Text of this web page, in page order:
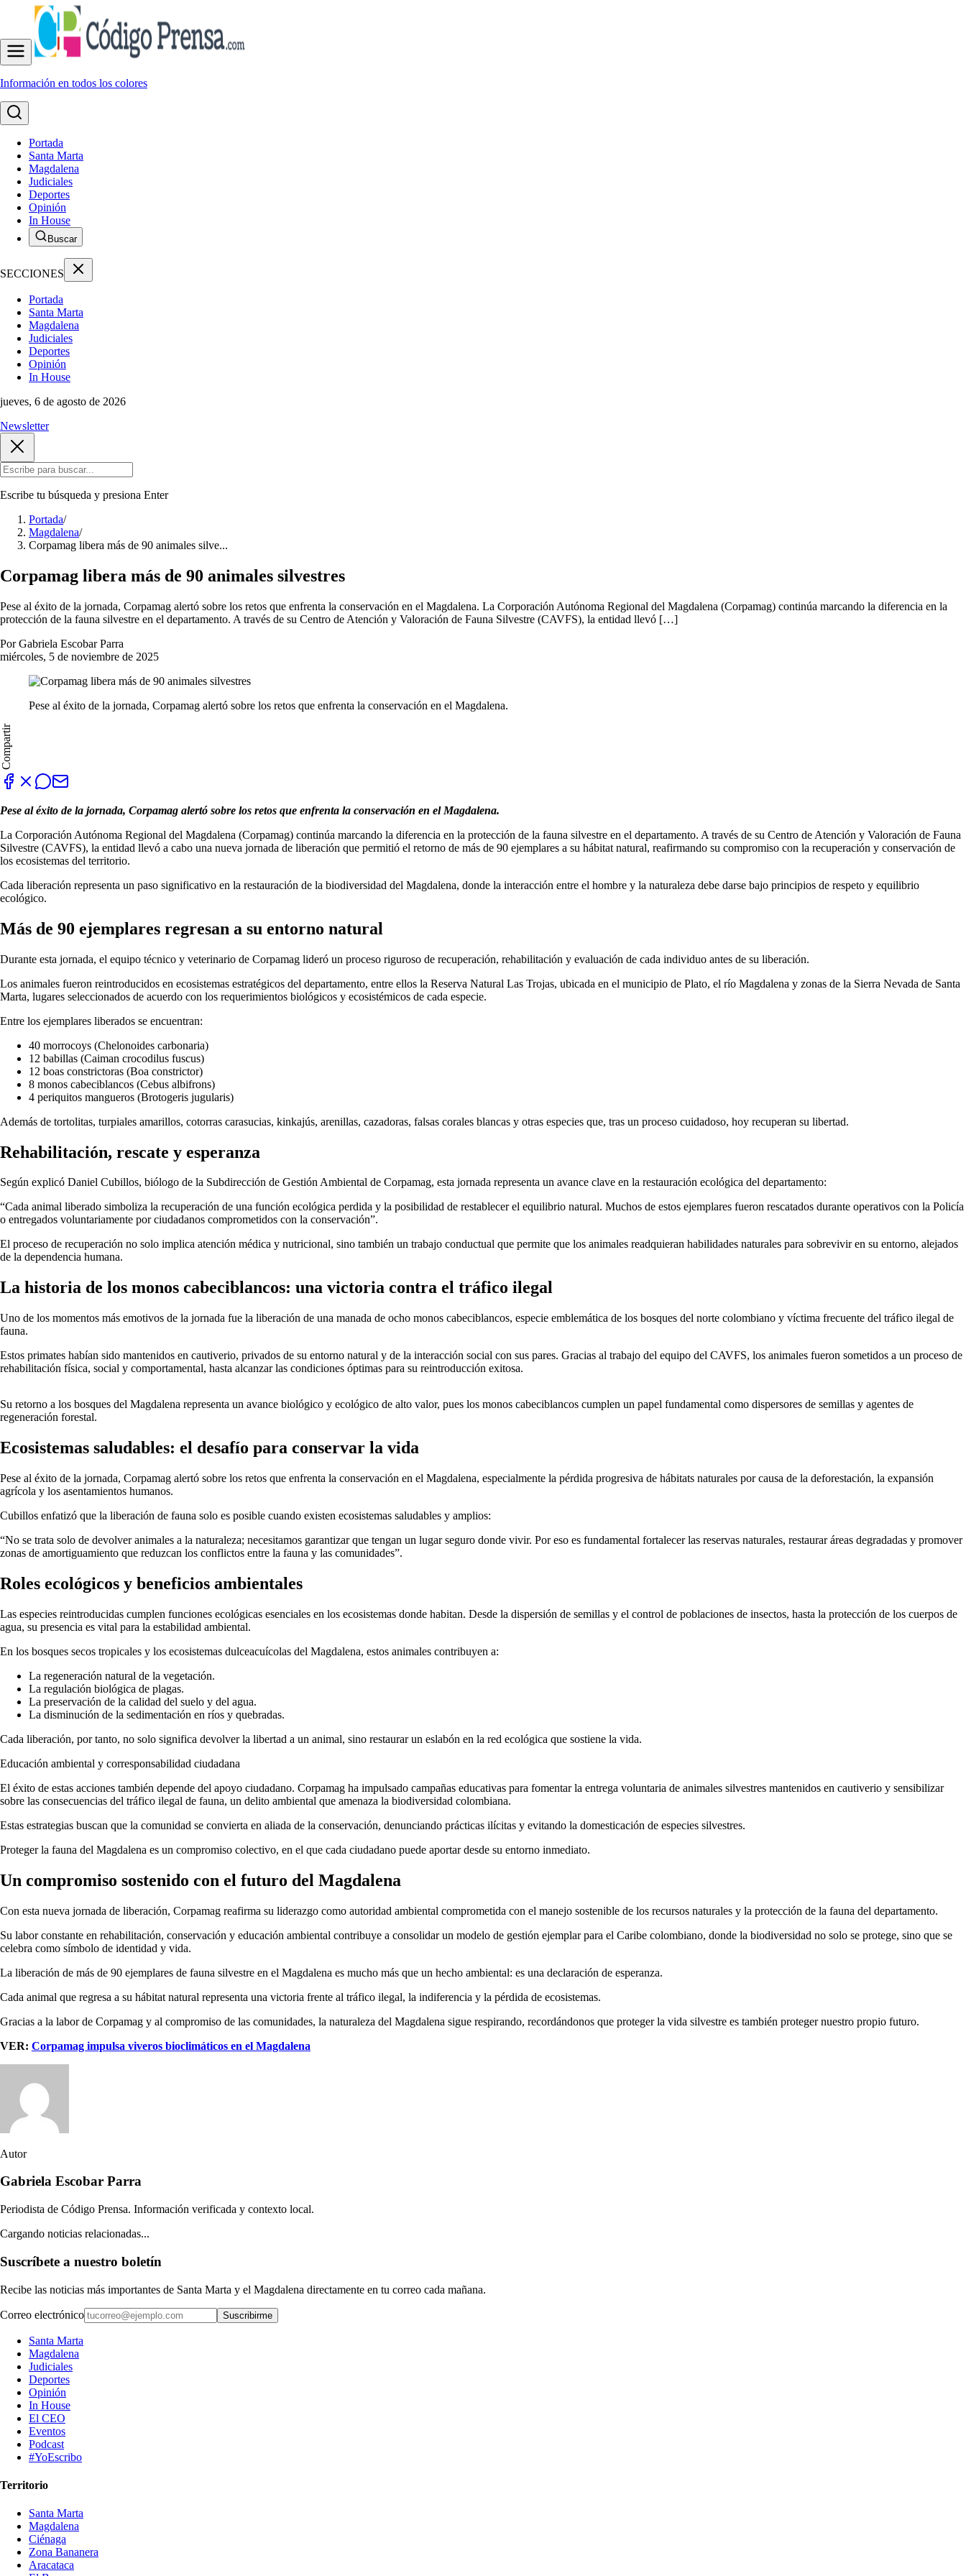
Información en todos los colores
Portada
Santa Marta
Magdalena
Judiciales
Deportes
Opinión
In House
Buscar
SECCIONES
Portada
Santa Marta
Magdalena
Judiciales
Deportes
Opinión
In House
jueves, 6 de agosto de 2026
Newsletter
Escribe tu búsqueda y presiona Enter
Portada/
Magdalena/
Corpamag libera más de 90 animales silve...
Corpamag libera más de 90 animales silvestres
Pese al éxito de la jornada, Corpamag alertó sobre los retos que enfrenta la conservación en el Magdalena. La Corporación Autónoma Regional del Magdalena (Corpamag) continúa marcando la diferencia en la
protección de la fauna silvestre en el departamento. A través de su Centro de Atención y Valoración de Fauna Silvestre (CAVFS), la entidad llevó […]
Por Gabriela Escobar Parra
miércoles, 5 de noviembre de 2025
Pese al éxito de la jornada, Corpamag alertó sobre los retos que enfrenta la conservación en el Magdalena.
Compartir
Pese al éxito de la jornada, Corpamag alertó sobre los retos que enfrenta la conservación en el Magdalena.
La Corporación Autónoma Regional del Magdalena (Corpamag) continúa marcando la diferencia en la protección de la fauna silvestre en el departamento. A través de su Centro de Atención y Valoración de Fauna
Silvestre (CAVFS), la entidad llevó a cabo una nueva jornada de liberación que permitió el retorno de más de 90 ejemplares a su hábitat natural, reafirmando su compromiso con la recuperación y conservación de
los ecosistemas del territorio.
Cada liberación representa un paso significativo en la restauración de la biodiversidad del Magdalena, donde la interacción entre el hombre y la naturaleza debe darse bajo principios de respeto y equilibrio
ecológico.
Más de 90 ejemplares regresan a su entorno natural
Durante esta jornada, el equipo técnico y veterinario de Corpamag lideró un proceso riguroso de recuperación, rehabilitación y evaluación de cada individuo antes de su liberación.
Los animales fueron reintroducidos en ecosistemas estratégicos del departamento, entre ellos la Reserva Natural Las Trojas, ubicada en el municipio de Plato, el río Magdalena y zonas de la Sierra Nevada de Santa
Marta, lugares seleccionados de acuerdo con los requerimientos biológicos y ecosistémicos de cada especie.
Entre los ejemplares liberados se encuentran:
40 morrocoys (Chelonoides carbonaria)
12 babillas (Caiman crocodilus fuscus)
12 boas constrictoras (Boa constrictor)
8 monos cabeciblancos (Cebus albifrons)
4 periquitos mangueros (Brotogeris jugularis)
Además de tortolitas, turpiales amarillos, cotorras carasucias, kinkajús, arenillas, cazadoras, falsas corales blancas y otras especies que, tras un proceso cuidadoso, hoy recuperan su libertad.
Rehabilitación, rescate y esperanza
Según explicó Daniel Cubillos, biólogo de la Subdirección de Gestión Ambiental de Corpamag, esta jornada representa un avance clave en la restauración ecológica del departamento:
“Cada animal liberado simboliza la recuperación de una función ecológica perdida y la posibilidad de restablecer el equilibrio natural. Muchos de estos ejemplares fueron rescatados durante operativos con la Policía
o entregados voluntariamente por ciudadanos comprometidos con la conservación”.
El proceso de recuperación no solo implica atención médica y nutricional, sino también un trabajo conductual que permite que los animales readquieran habilidades naturales para sobrevivir en su entorno, alejados
de la dependencia humana.
La historia de los monos cabeciblancos: una victoria contra el tráfico ilegal
Uno de los momentos más emotivos de la jornada fue la liberación de una manada de ocho monos cabeciblancos, especie emblemática de los bosques del norte colombiano y víctima frecuente del tráfico ilegal de
fauna.
Estos primates habían sido mantenidos en cautiverio, privados de su entorno natural y de la interacción social con sus pares. Gracias al trabajo del equipo del CAVFS, los animales fueron sometidos a un proceso de
rehabilitación física, social y comportamental, hasta alcanzar las condiciones óptimas para su reintroducción exitosa.
Su retorno a los bosques del Magdalena representa un avance biológico y ecológico de alto valor, pues los monos cabeciblancos cumplen un papel fundamental como dispersores de semillas y agentes de
regeneración forestal.
Ecosistemas saludables: el desafío para conservar la vida
Pese al éxito de la jornada, Corpamag alertó sobre los retos que enfrenta la conservación en el Magdalena, especialmente la pérdida progresiva de hábitats naturales por causa de la deforestación, la expansión
agrícola y los asentamientos humanos.
Cubillos enfatizó que la liberación de fauna solo es posible cuando existen ecosistemas saludables y amplios:
“No se trata solo de devolver animales a la naturaleza; necesitamos garantizar que tengan un lugar seguro donde vivir. Por eso es fundamental fortalecer las reservas naturales, restaurar áreas degradadas y promover
zonas de amortiguamiento que reduzcan los conflictos entre la fauna y las comunidades”.
Roles ecológicos y beneficios ambientales
Las especies reintroducidas cumplen funciones ecológicas esenciales en los ecosistemas donde habitan. Desde la dispersión de semillas y el control de poblaciones de insectos, hasta la protección de los cuerpos de
agua, su presencia es vital para la estabilidad ambiental.
En los bosques secos tropicales y los ecosistemas dulceacuícolas del Magdalena, estos animales contribuyen a:
La regeneración natural de la vegetación.
La regulación biológica de plagas.
La preservación de la calidad del suelo y del agua.
La disminución de la sedimentación en ríos y quebradas.
Cada liberación, por tanto, no solo significa devolver la libertad a un animal, sino restaurar un eslabón en la red ecológica que sostiene la vida.
Educación ambiental y corresponsabilidad ciudadana
El éxito de estas acciones también depende del apoyo ciudadano. Corpamag ha impulsado campañas educativas para fomentar la entrega voluntaria de animales silvestres mantenidos en cautiverio y sensibilizar
sobre las consecuencias del tráfico ilegal de fauna, un delito ambiental que amenaza la biodiversidad colombiana.
Estas estrategias buscan que la comunidad se convierta en aliada de la conservación, denunciando prácticas ilícitas y evitando la domesticación de especies silvestres.
Proteger la fauna del Magdalena es un compromiso colectivo, en el que cada ciudadano puede aportar desde su entorno inmediato.
Un compromiso sostenido con el futuro del Magdalena
Con esta nueva jornada de liberación, Corpamag reafirma su liderazgo como autoridad ambiental comprometida con el manejo sostenible de los recursos naturales y la protección de la fauna del departamento.
Su labor constante en rehabilitación, conservación y educación ambiental contribuye a consolidar un modelo de gestión ejemplar para el Caribe colombiano, donde la biodiversidad no solo se protege, sino que se
celebra como símbolo de identidad y vida.
La liberación de más de 90 ejemplares de fauna silvestre en el Magdalena es mucho más que un hecho ambiental: es una declaración de esperanza.
Cada animal que regresa a su hábitat natural representa una victoria frente al tráfico ilegal, la indiferencia y la pérdida de ecosistemas.
Gracias a la labor de Corpamag y al compromiso de las comunidades, la naturaleza del Magdalena sigue respirando, recordándonos que proteger la vida silvestre es también proteger nuestro propio futuro.
VER: Corpamag impulsa viveros bioclimáticos en el Magdalena
Autor
Gabriela Escobar Parra
Periodista de Código Prensa. Información verificada y contexto local.
Cargando noticias relacionadas...
Suscríbete a nuestro boletín
Recibe las noticias más importantes de Santa Marta y el Magdalena directamente en tu correo cada mañana.
Correo electrónico Suscribirme
Santa Marta
Magdalena
Judiciales
Deportes
Opinión
In House
El CEO
Eventos
Podcast
#YoEscribo
Territorio
Santa Marta
Magdalena
Ciénaga
Zona Bananera
Aracataca